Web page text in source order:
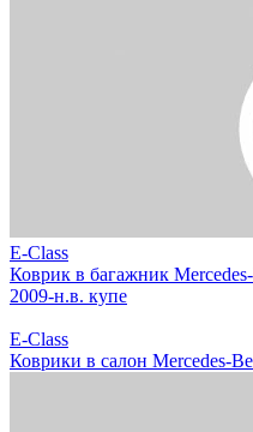
E-Class
Коврик в багажник
2009-н.в. купе
E-Class
Коврики в салон Mercedes-